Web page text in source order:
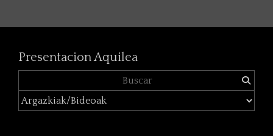
Presentacion Aquilea